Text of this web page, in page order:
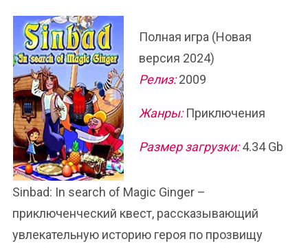
Полная игра (Новая
версия 2024)
Релиз:2009
Жанры:Приключения
Размер загрузки:4.34 Gb
Sinbad: In search of Magic Ginger –
приключенческий квест, рассказывающий
увлекательную историю героя по прозвищу